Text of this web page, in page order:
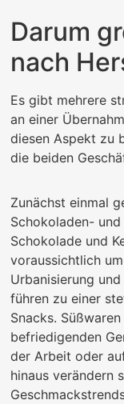
Darum
nach
Es gibt mehrere
an einer
diesen Aspekt zu
die beiden
Zunächst einmal
Schokoladen-
Schokolade und
voraussichtlich
Urbanisierung
führen zu einer
Snacks.
befriedigenden
der Arbeit oder
hinaus verändern